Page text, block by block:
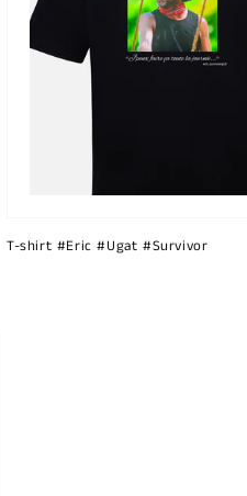
T-shirt #Eric #Ugat #Survivor